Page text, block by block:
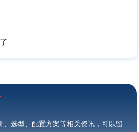
、选型、配置方案等相关资讯，可以留